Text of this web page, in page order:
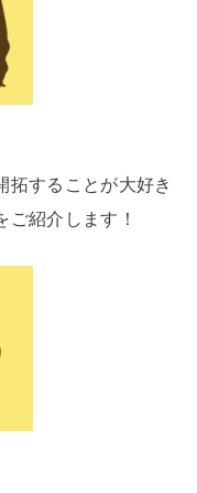
拓することが大好き
紹介します！